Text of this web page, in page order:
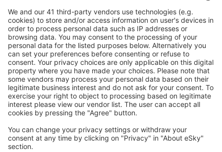
Paderborn Lippstadt (PAD)
Rostock-Laage (RLG)
Saarbrücken
Westerland Sylt (GWT)
Saarbrücken